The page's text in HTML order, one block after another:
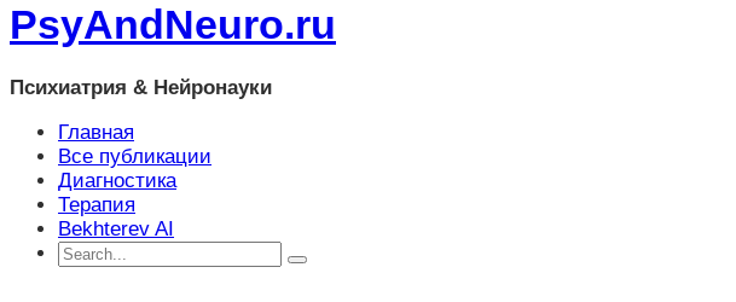
PsyAndNeuro.ru
Психиатрия & Нейронауки
Главная
Все публикации
Диагностика
Терапия
Bekhterev AI